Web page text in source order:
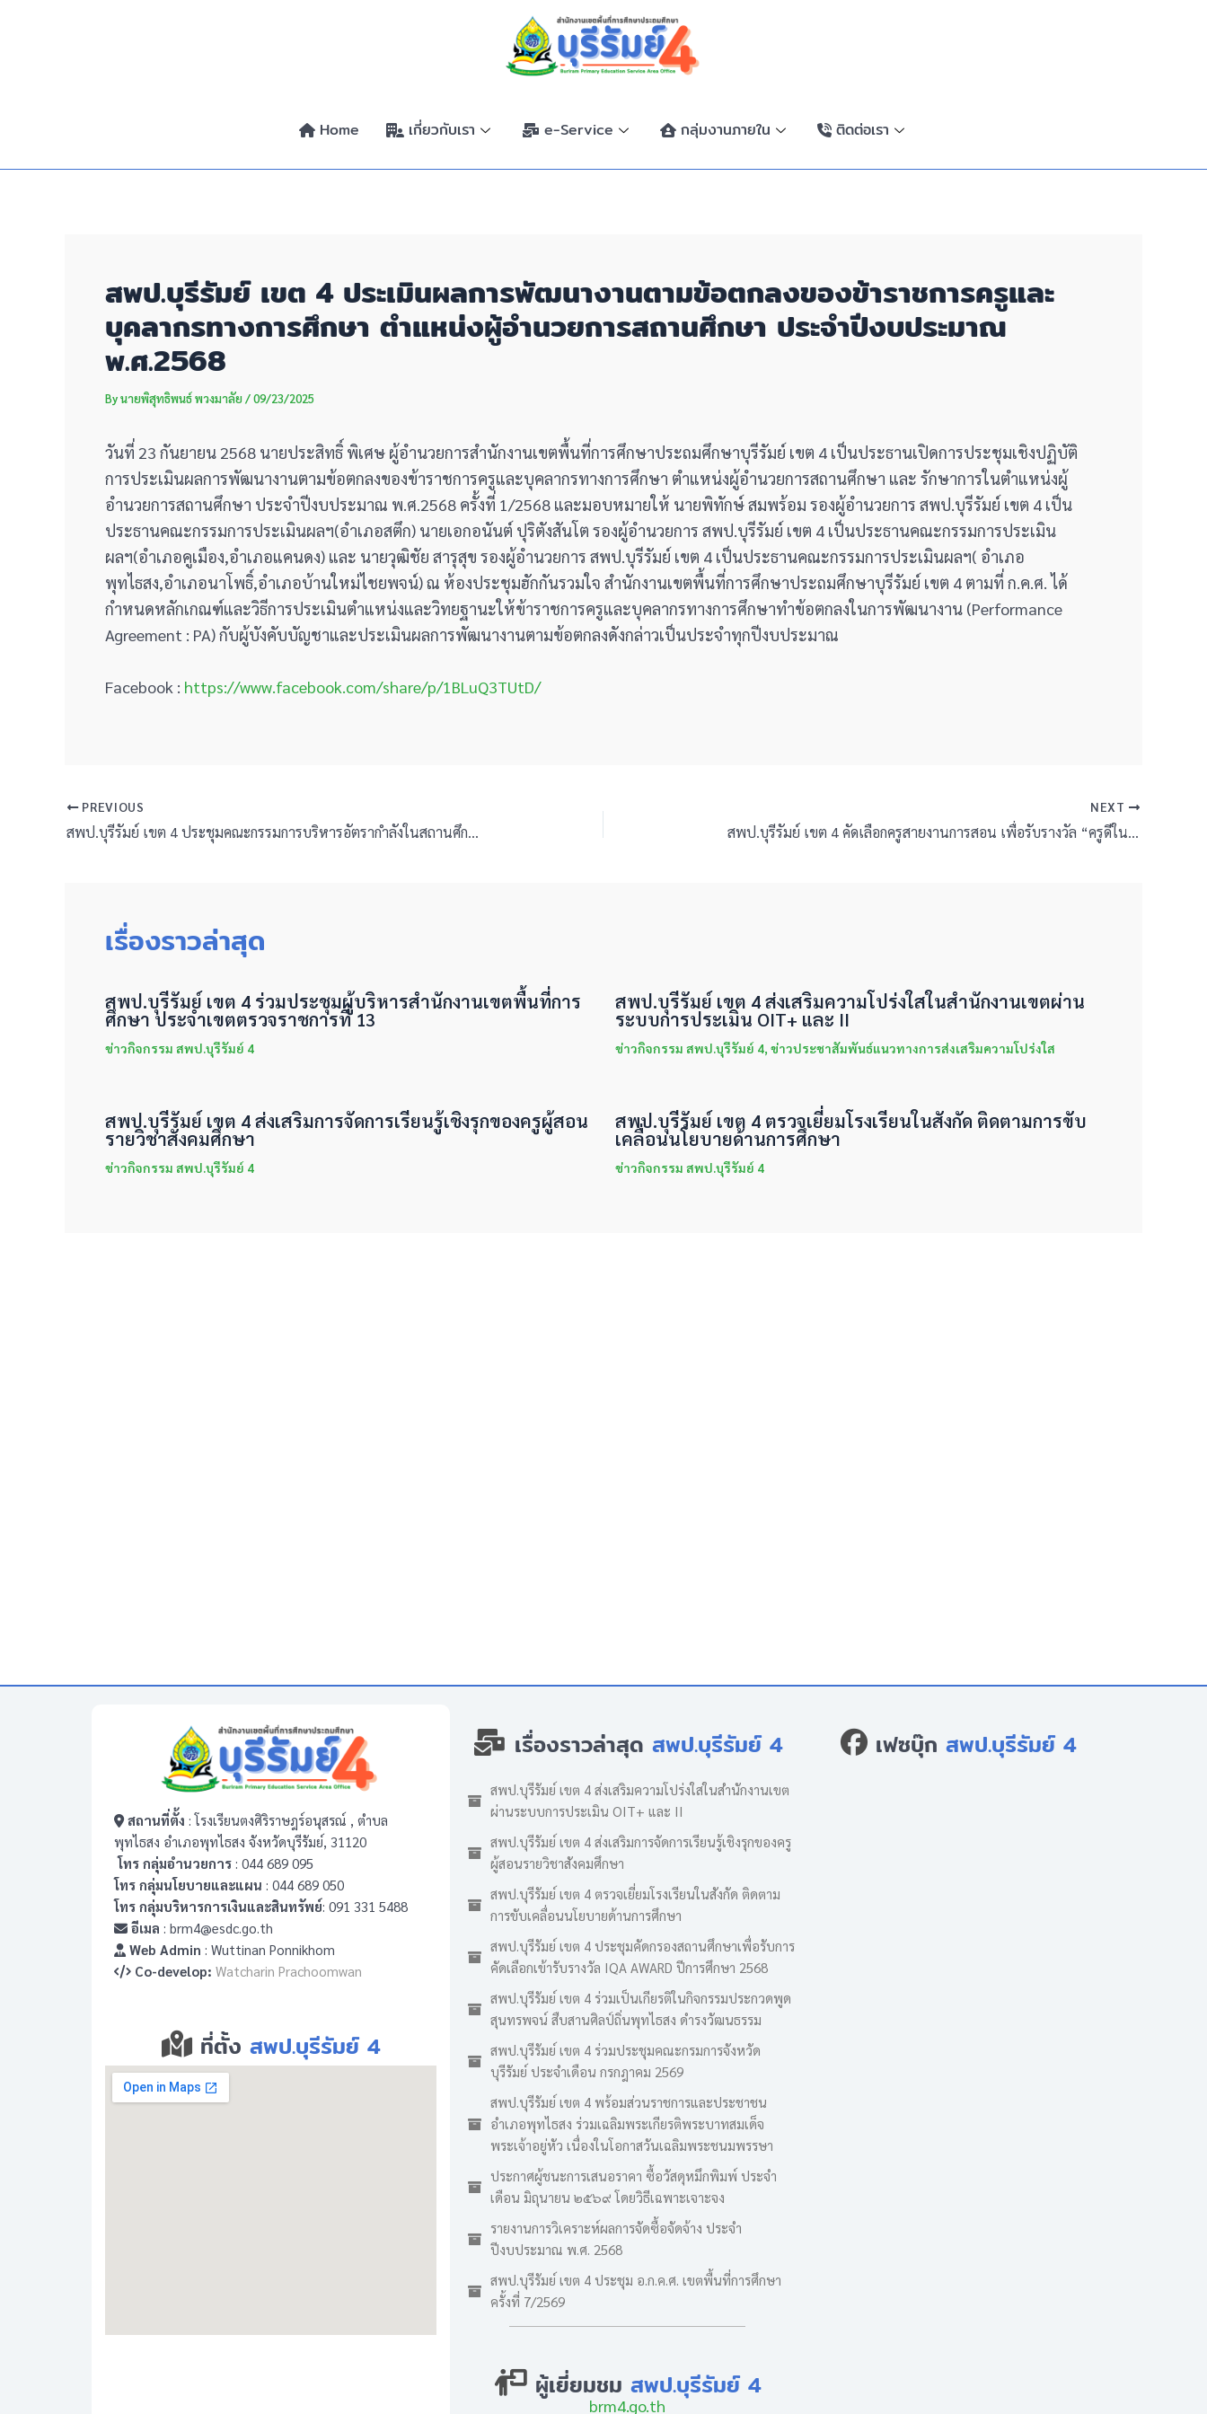
Home เกี่ยวกับเรา e-Service กลุ่มงานภายใน ติดต่อเรา
สพป.บุรีรัมย์ เขต 4 ประเมินผลการพัฒนางานตามข้อตกลงของข้าราชการครูและ
บุคลากรทางการศึกษา ตำแหน่งผู้อำนวยการสถานศึกษา ประจำปีงบประมาณ
พ.ศ.2568
Byนายพิสุทธิพนธ์ พวงมาลัย/09/23/2025
วันที่ 23 กันยายน 2568 นายประสิทธิ์ พิเศษ ผู้อำนวยการสำนักงานเขตพื้นที่การศึกษาประถมศึกษาบุรีรัมย์ เขต 4 เป็นประธานเปิดการประชุมเชิงปฏิบัติ
การประเมินผลการพัฒนางานตามข้อตกลงของข้าราชการครูและบุคลากรทางการศึกษา ตำแหน่งผู้อำนวยการสถานศึกษา และ รักษาการในตำแหน่งผู้
อำนวยการสถานศึกษา ประจำปีงบประมาณ พ.ศ.2568 ครั้งที่ 1/2568 และมอบหมายให้ นายพิทักษ์ สมพร้อม รองผู้อำนวยการ สพป.บุรีรัมย์ เขต 4 เป็น
ประธานคณะกรรมการประเมินผลฯ(อำเภอสตึก) นายเอกอนันต์ ปุริตังสันโต รองผู้อำนวยการ สพป.บุรีรัมย์ เขต 4 เป็นประธานคณะกรรมการประเมิน
ผลฯ(อำเภอคูเมือง,อำเภอแคนดง) และ นายวุฒิชัย สารุสุข รองผู้อำนวยการ สพป.บุรีรัมย์ เขต 4 เป็นประธานคณะกรรมการประเมินผลฯ( อำเภอ
พุทไธสง,อำเภอนาโพธิ์,อำเภอบ้านใหม่ไชยพจน์) ณ ห้องประชุมฮักกันรวมใจ สำนักงานเขตพื้นที่การศึกษาประถมศึกษาบุรีรัมย์ เขต 4 ตามที่ ก.ค.ศ. ได้
กำหนดหลักเกณฑ์และวิธีการประเมินตำแหน่งและวิทยฐานะให้ข้าราชการครูและบุคลากรทางการศึกษาทำข้อตกลงในการพัฒนางาน (Performance
Agreement : PA) กับผู้บังคับบัญชาและประเมินผลการพัฒนางานตามข้อตกลงดังกล่าวเป็นประจำทุกปีงบประมาณ
Facebook : https://www.facebook.com/share/p/1BLuQ3TUtD/
PREVIOUS
สพป.บุรีรัมย์ เขต 4 ประชุมคณะกรรมการบริหารอัตรากำลังในสถานศึกษาสังกัดสำนักงานเขตพื้นที่การศึกษาประถมศึกษาบุรีรัมย์ เขต 4 ครั้งที่ 1/2568
NEXT
สพป.บุรีรัมย์ เขต 4 คัดเลือกครูสายงานการสอน เพื่อรับรางวัล “ครูดีในดวงใจ” ครั้งที่ 23 ประจำปี พ.ศ. 2569
เรื่องราวล่าสุด
สพป.บุรีรัมย์ เขต 4 ร่วมประชุมผู้บริหารสำนักงานเขตพื้นที่การ
ศึกษา ประจำเขตตรวจราชการที่ 13
ข่าวกิจกรรม สพป.บุรีรัมย์ 4
สพป.บุรีรัมย์ เขต 4 ส่งเสริมความโปร่งใสในสำนักงานเขตผ่าน
ระบบการประเมิน OIT+ และ II
ข่าวกิจกรรม สพป.บุรีรัมย์ 4, ข่าวประชาสัมพันธ์แนวทางการส่งเสริมความโปร่งใส
สพป.บุรีรัมย์ เขต 4 ส่งเสริมการจัดการเรียนรู้เชิงรุกของครูผู้สอน
รายวิชาสังคมศึกษา
ข่าวกิจกรรม สพป.บุรีรัมย์ 4
สพป.บุรีรัมย์ เขต 4 ตรวจเยี่ยมโรงเรียนในสังกัด ติดตามการขับ
เคลื่อนนโยบายด้านการศึกษา
ข่าวกิจกรรม สพป.บุรีรัมย์ 4
สถานที่ตั้ง : โรงเรียนตงศิริราษฎร์อนุสรณ์ , ตำบล
พุทไธสง อำเภอพุทไธสง จังหวัดบุรีรัมย์, 31120
โทร กลุ่มอำนวยการ : 044 689 095
โทร กลุ่มนโยบายและแผน : 044 689 050
โทร กลุ่มบริหารการเงินและสินทรัพย์: 091 331 5488
อีเมล : brm4@esdc.go.th
Web Admin : Wuttinan Ponnikhom
Co-develop: Watcharin Prachoomwan
ที่ตั้ง สพป.บุรีรัมย์ 4
เรื่องราวล่าสุด สพป.บุรีรัมย์ 4
สพป.บุรีรัมย์ เขต 4 ส่งเสริมความโปร่งใสในสำนักงานเขต
ผ่านระบบการประเมิน OIT+ และ II
สพป.บุรีรัมย์ เขต 4 ส่งเสริมการจัดการเรียนรู้เชิงรุกของครู
ผู้สอนรายวิชาสังคมศึกษา
สพป.บุรีรัมย์ เขต 4 ตรวจเยี่ยมโรงเรียนในสังกัด ติดตาม
การขับเคลื่อนนโยบายด้านการศึกษา
สพป.บุรีรัมย์ เขต 4 ประชุมคัดกรองสถานศึกษาเพื่อรับการ
คัดเลือกเข้ารับรางวัล IQA AWARD ปีการศึกษา 2568
สพป.บุรีรัมย์ เขต 4 ร่วมเป็นเกียรติในกิจกรรมประกวดพูด
สุนทรพจน์ สืบสานศิลป์ถิ่นพุทไธสง ดำรงวัฒนธรรม
สพป.บุรีรัมย์ เขต 4 ร่วมประชุมคณะกรมการจังหวัด
บุรีรัมย์ ประจำเดือน กรกฎาคม 2569
สพป.บุรีรัมย์ เขต 4 พร้อมส่วนราชการและประชาชน
อำเภอพุทไธสง ร่วมเฉลิมพระเกียรติพระบาทสมเด็จ
พระเจ้าอยู่หัว เนื่องในโอกาสวันเฉลิมพระชนมพรรษา
ประกาศผู้ชนะการเสนอราคา ซื้อวัสดุหมึกพิมพ์ ประจำ
เดือน มิถุนายน ๒๕๖๙ โดยวิธีเฉพาะเจาะจง
รายงานการวิเคราะห์ผลการจัดซื้อจัดจ้าง ประจำ
ปีงบประมาณ พ.ศ. 2568
สพป.บุรีรัมย์ เขต 4 ประชุม อ.ก.ค.ศ. เขตพื้นที่การศึกษา
ครั้งที่ 7/2569
ผู้เยี่ยมชม สพป.บุรีรัมย์ 4
brm4.go.th
เฟซบุ๊ก สพป.บุรีรัมย์ 4